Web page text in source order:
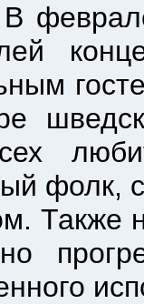
фолк,
Также